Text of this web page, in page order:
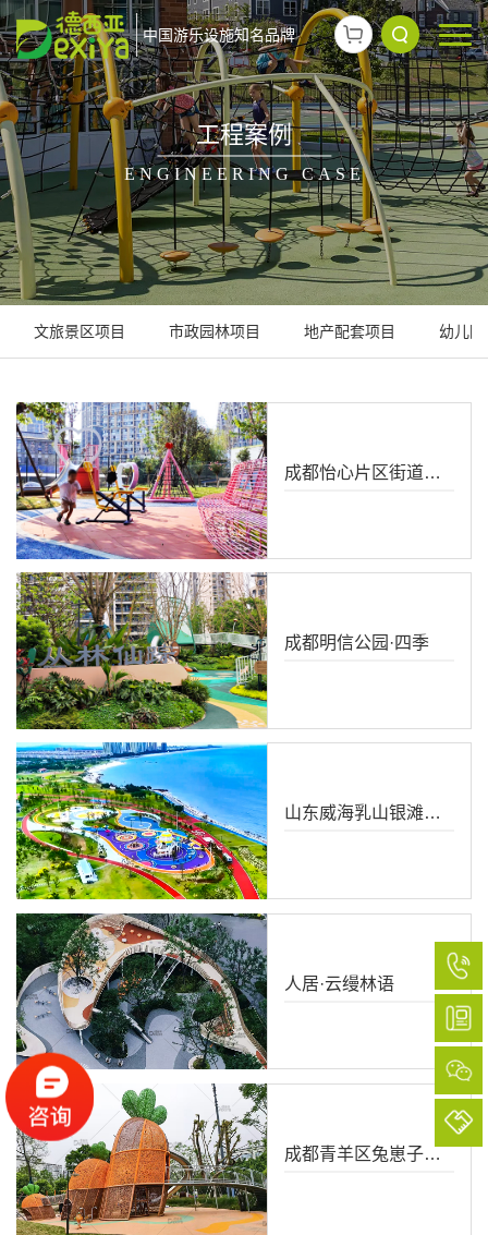
中国游乐设施知名品牌
工程案例
ENGINEERING CASE
文旅景区项目 市政园林项目 地产配套项目 幼儿
成都怡心片区街道配套项目
成都明信公园·四季
山东威海乳山银滩月亮湾公园
人居·云缦林语
成都青羊区兔崽子乐园